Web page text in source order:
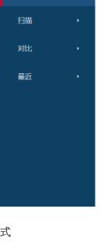
图一
式